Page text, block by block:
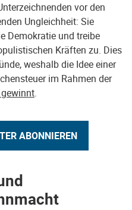
vor den
Ungleichheit: Sie
Demokratie und treibe
Kräften zu. Dies
weshalb die Idee einer
im Rahmen der
.
ABONNIEREN